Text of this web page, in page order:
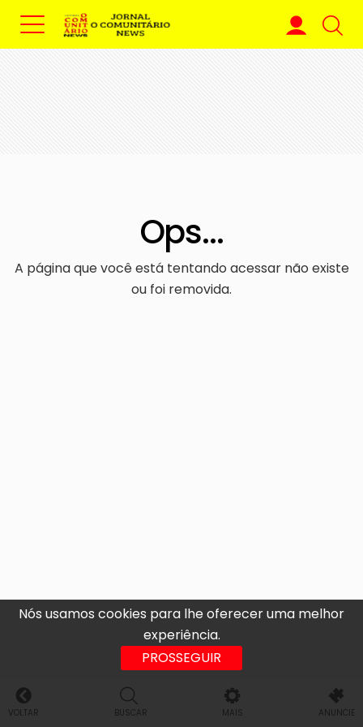
Nós usamos cookies para lhe oferecer uma melhor
experiência.
PROSSEGUIR
Ops...
A página que você está tentando acessar não existe
ou foi removida.
VOLTAR BUSCAR MAIS ANUNCIE